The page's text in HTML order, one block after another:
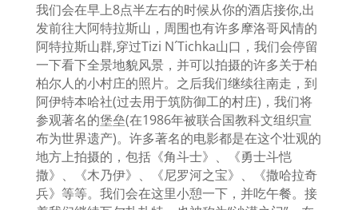
我们会在早上8点半左右的时候从你的酒店接你,出
发前往大阿特拉斯山，周围也有许多摩洛哥风情的
阿特拉斯山群,穿过Tizi N´Tichka山口，我们会停留
一下看下全景地貌风景，并可以拍摄的许多关于柏
柏尔人的小村庄的照片。之后我们继续往南走，到
阿伊特本哈社(过去用于筑防御工的村庄)，我们将
参观著名的堡垒(在1986年被联合国教科文组织宣
布为世界遗产)。许多著名的电影都是在这个壮观的
地方上拍摄的，包括《角斗士》、《勇士斗恺
撒》、《木乃伊》、《尼罗河之宝》、《撒哈拉奇
兵》等等。我们会在这里小憩一下，并吃午餐。接